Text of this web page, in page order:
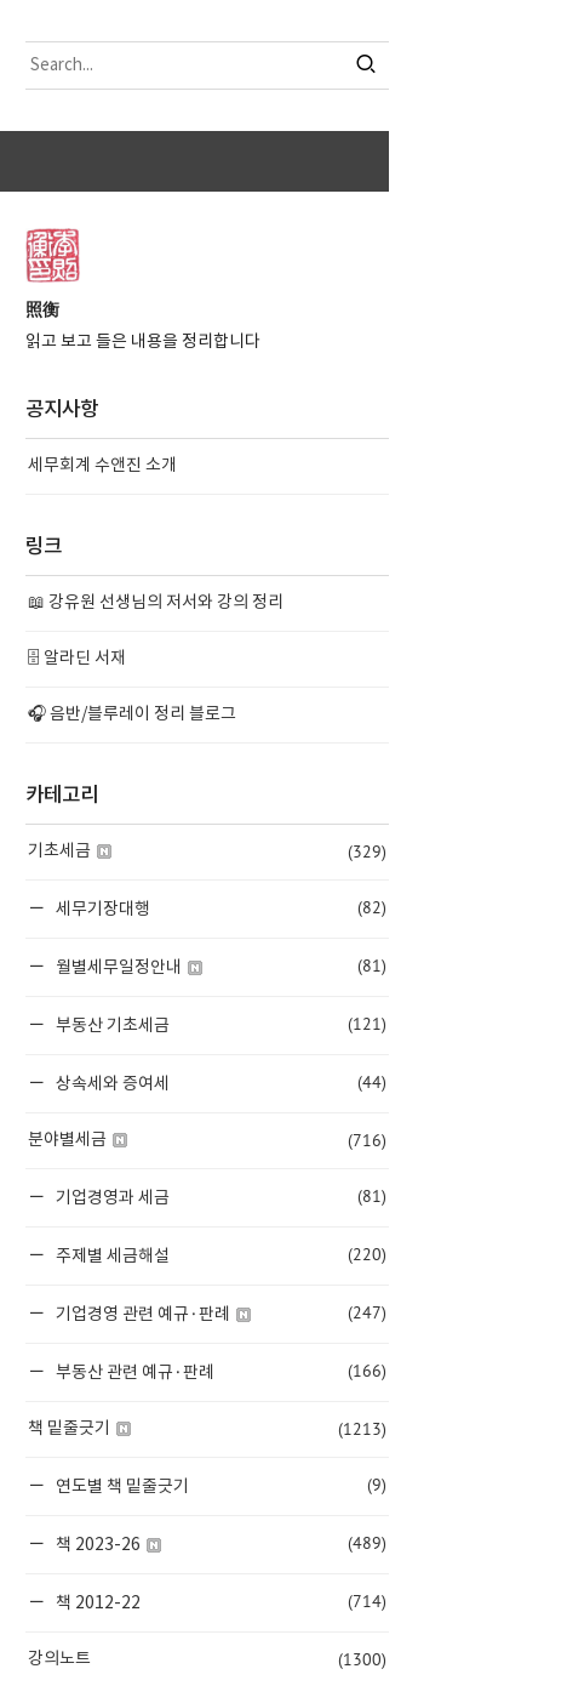
照衡
읽고 보고 들은 내용을 정리합니다
공지사항
세무회계 수앤진 소개
링크
📖 강유원 선생님의 저서와 강의 정리
🗄️ 알라딘 서재
🎧 음반/블루레이 정리 블로그
카테고리
기초세금 (329)
세무기장대행 (82)
월별세무일정안내 (81)
부동산 기초세금 (121)
상속세와 증여세 (44)
분야별세금 (716)
기업경영과 세금 (81)
주제별 세금해설 (220)
기업경영 관련 예규·판례 (247)
부동산 관련 예규·판례 (166)
책 밑줄긋기 (1213)
연도별 책 밑줄긋기 (9)
책 2023-26 (489)
책 2012-22 (714)
강의노트 (1300)